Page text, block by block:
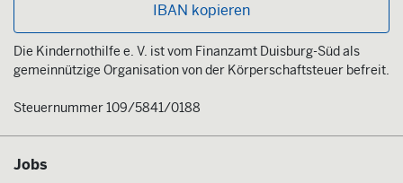
IBAN kopieren
Die Kindernothilfe e. V. ist vom Finanzamt Duisburg-Süd als
gemeinnützige Organisation von der Körperschaftsteuer befreit.
Steuernummer 109/5841/0188
Jobs